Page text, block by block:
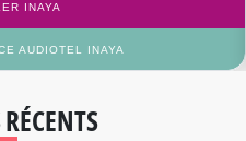
INAYA
AUDIOTEL INAYA